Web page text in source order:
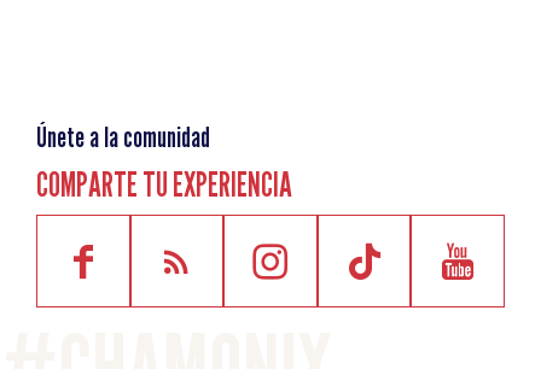
Únete a la comunidad
COMPARTE TU EXPERIENCIA